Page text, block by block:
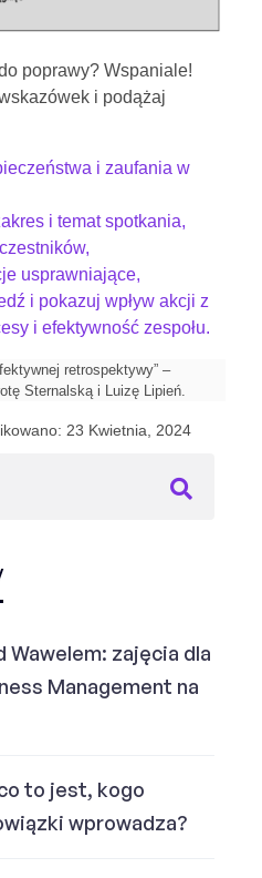
poprawy? Wspaniale!
i podążaj
i zaufania w
i temat spotkania,
usprawniające,
i pokazuj wpływ akcji z
i efektywność zespołu.
retrospektywy” –
Sternalską i Luizę Lipień.
23 Kwietnia, 2024
Wawelem: zajęcia dla
Management na
to jest, kogo
wprowadza?